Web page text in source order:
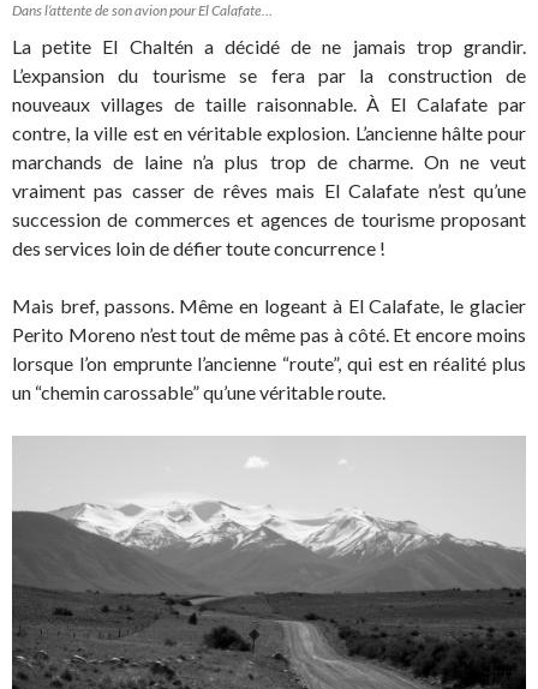
Dans l’attente de son avion pour El Calafate…
La petite El Chaltén a décidé de ne jamais trop grandir.
L’expansion du tourisme se fera par la construction de
nouveaux villages de taille raisonnable. À El Calafate par
contre, la ville est en véritable explosion. L’ancienne hâlte pour
marchands de laine n’a plus trop de charme. On ne veut
vraiment pas casser de rêves mais El Calafate n’est qu’une
succession de commerces et agences de tourisme proposant
des services loin de défier toute concurrence !
Mais bref, passons. Même en logeant à El Calafate, le glacier
Perito Moreno n’est tout de même pas à côté. Et encore moins
lorsque l’on emprunte l’ancienne “route”, qui est en réalité plus
un “chemin carossable” qu’une véritable route.